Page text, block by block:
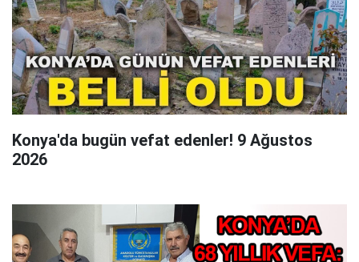
Konya'da bugün vefat edenler! 9 Ağustos
2026